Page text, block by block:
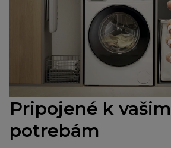
Pripojené k vašim
potrebám